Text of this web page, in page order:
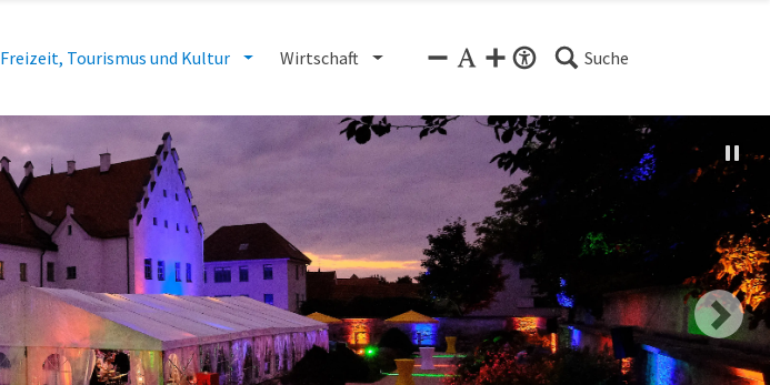
Freizeit, Tourismus und Kultur Wirtschaft Suche